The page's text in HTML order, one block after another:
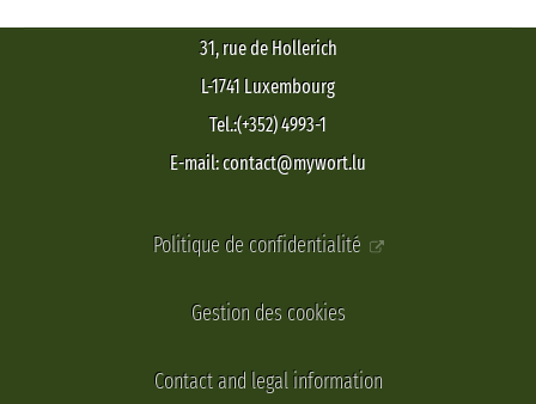
31, rue de Hollerich
L-1741 Luxembourg
Tel.:(+352) 4993-1
E-mail: contact@mywort.lu
Politique de confidentialité
Gestion des cookies
Contact and legal information